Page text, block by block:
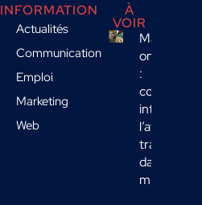
INFORMATION
Actualités
Communication
Emploi
Marketing
Web
À
VOIR
Marketing
omnicanal
:
comment
intégrer
l’affichage
transport
dans votre
mix média